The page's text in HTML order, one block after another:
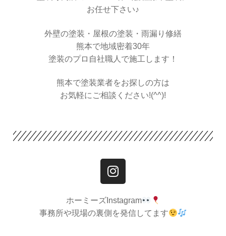
お任せ下さい♪
外壁の塗装・屋根の塗装・雨漏り修繕
熊本で地域密着30年
塗装のプロ自社職人で施工します！
熊本で塗装業者をお探しの方は
お気軽にご相談ください!(^^)!
ホーミーズInstagram
事務所や現場の裏側を発信してます